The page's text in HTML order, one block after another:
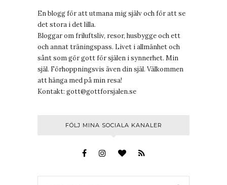
En blogg för att utmana mig själv och för att se
det stora i det lilla.
Bloggar om friluftsliv, resor, husbygge och ett
och annat träningspass. Livet i allmänhet och
sånt som gör gott för själen i synnerhet. Min
själ. Förhoppningsvis även din själ. Välkommen
att hänga med på min resa!
Kontakt: gott@gottforsjalen.se
FÖLJ MINA SOCIALA KANALER